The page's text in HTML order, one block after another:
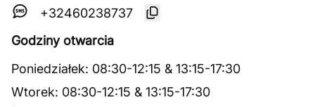
+32460238737
Godziny otwarcia
Poniedziałek: 08:30-12:15 & 13:15-17:30
Wtorek: 08:30-12:15 & 13:15-17:30